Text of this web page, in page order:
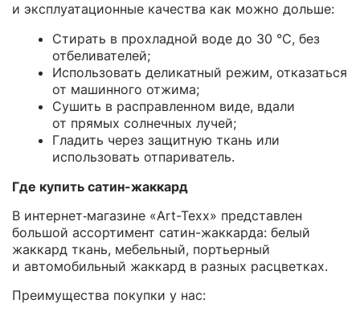
и эксплуатационные качества как можно дольше:
Стирать в прохладной воде до 30 °C, без
отбеливателей;
Использовать деликатный режим, отказаться
от машинного отжима;
Сушить в расправленном виде, вдали
от прямых солнечных лучей;
Гладить через защитную ткань или
использовать отпариватель.
Где купить сатин-жаккард
В интернет‑магазине «Art-Texx» представлен
большой ассортимент сатин-жаккарда: белый
жаккард ткань, мебельный, портьерный
и автомобильный жаккард в разных расцветках.
Преимущества покупки у нас: